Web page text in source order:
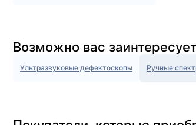
Возможно вас
Ультразвуковые дефектоскопы Ручные